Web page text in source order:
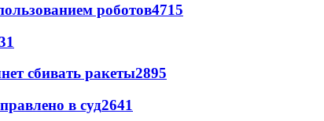
роботов4715
сбивать ракеты2895
в суд2641